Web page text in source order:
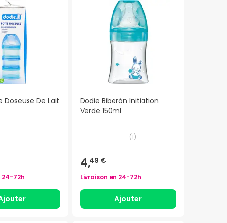
Doseuse De Lait
24-72h
Dodie Biberón Initiation
Verde 150ml
(1)
4,49 €
Livraison en 24-72h
Ajouter